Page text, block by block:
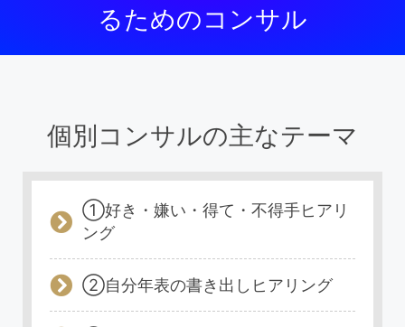
るためのコンサル
個別コンサルの主なテーマ
①好き・嫌い・得て・不得手ヒアリ
ング
②自分年表の書き出しヒアリング